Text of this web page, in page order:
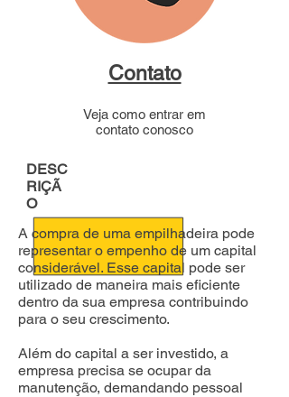
Contato
Veja como entrar em
contato conosco
DESC
RIÇÃ
O
A compra de uma empilhadeira pode
representar o empenho de um capital
considerável. Esse capital pode ser
utilizado de maneira mais eficiente
dentro da sua empresa contribuindo
para o seu crescimento.
Além do capital a ser investido, a
empresa precisa se ocupar da
manutenção, demandando pessoal